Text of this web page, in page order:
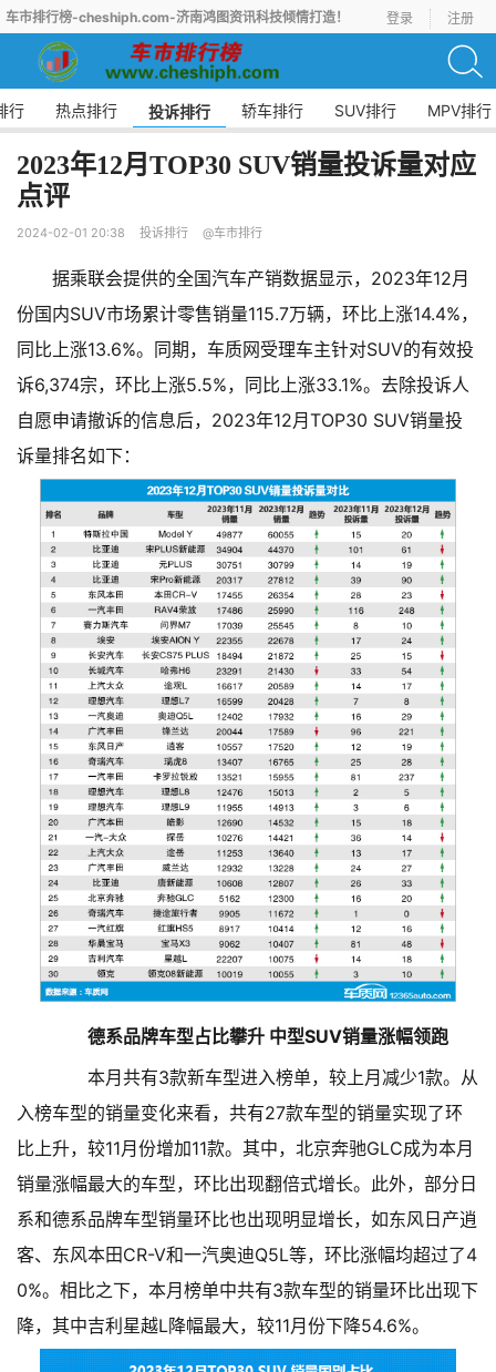
车市排行榜-cheshiph.com-济南鸿图资讯科技倾情打造！ 登录 注册
行 热点排行 投诉排行 轿车排行 SUV排行 MPV排行
2023年12月TOP30 SUV销量投诉量对应
点评
2024-02-01 20:38 投诉排行 @车市排行
据乘联会提供的全国汽车产销数据显示，2023年12月
份国内SUV市场累计零售销量115.7万辆，环比上涨14.4%，
同比上涨13.6%。同期，车质网受理车主针对SUV的有效投
诉6,374宗，环比上涨5.5%，同比上涨33.1%。去除投诉人
自愿申请撤诉的信息后，2023年12月TOP30 SUV销量投
诉量排名如下：
德系品牌车型占比攀升 中型SUV销量涨幅领跑
本月共有3款新车型进入榜单，较上月减少1款。从
入榜车型的销量变化来看，共有27款车型的销量实现了环
比上升，较11月份增加11款。其中，北京奔驰GLC成为本月
销量涨幅最大的车型，环比出现翻倍式增长。此外，部分日
系和德系品牌车型销量环比也出现明显增长，如东风日产逍
客、东风本田CR-V和一汽奥迪Q5L等，环比涨幅均超过了4
0%。相比之下，本月榜单中共有3款车型的销量环比出现下
降，其中吉利星越L降幅最大，较11月份下降54.6%。